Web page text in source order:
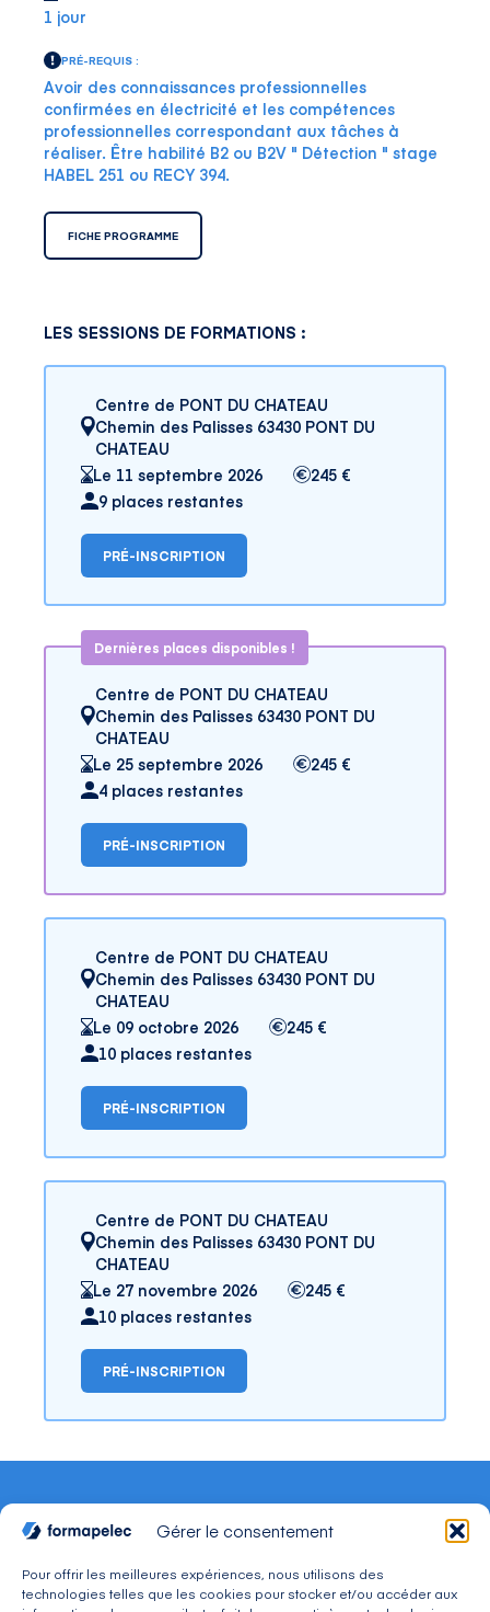
Gérer le consentement
Pour offrir les meilleures expériences, nous utilisons des
technologies telles que les cookies pour stocker et/ou accéder aux
1 jour
PRÉ-REQUIS :
Avoir des connaissances professionnelles
confirmées en électricité et les compétences
professionnelles correspondant aux tâches à
réaliser. Être habilité B2 ou B2V " Détection " stage
HABEL 251 ou RECY 394.
FICHE PROGRAMME
LES SESSIONS DE FORMATIONS :
Centre de PONT DU CHATEAU
Chemin des Palisses 63430 PONT DU
CHATEAU
Le 11 septembre 2026
245 €
9 places restantes
PRÉ-INSCRIPTION
Dernières places disponibles !
Centre de PONT DU CHATEAU
Chemin des Palisses 63430 PONT DU
CHATEAU
Le 25 septembre 2026
245 €
4 places restantes
PRÉ-INSCRIPTION
Centre de PONT DU CHATEAU
Chemin des Palisses 63430 PONT DU
CHATEAU
Le 09 octobre 2026
245 €
10 places restantes
PRÉ-INSCRIPTION
Centre de PONT DU CHATEAU
Chemin des Palisses 63430 PONT DU
CHATEAU
Le 27 novembre 2026
245 €
10 places restantes
PRÉ-INSCRIPTION
CONTACT